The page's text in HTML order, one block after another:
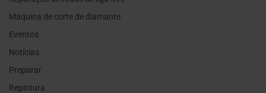
Máquina de corte de diamante
Eventos
Notícias
Preparar
Repintura